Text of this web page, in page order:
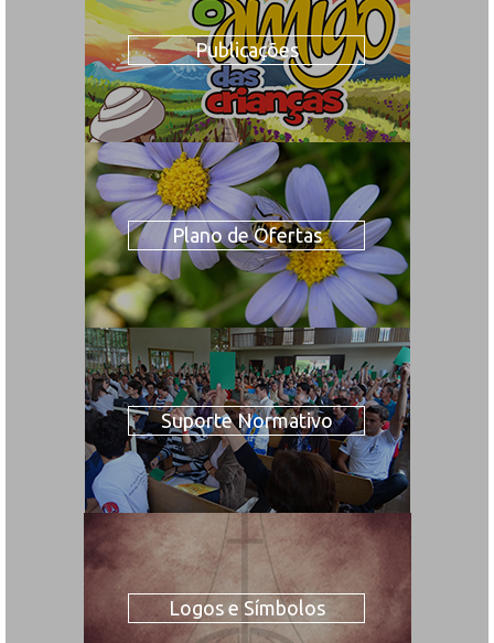
Publicações
Plano de Ofertas
Suporte Normativo
Logos e Símbolos